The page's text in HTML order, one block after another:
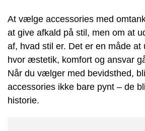
At vælge accessories med
at give afkald på stil, men om at
af, hvad stil er. Det er en måde at
hvor æstetik, komfort og ansvar
Når du vælger med bevidsthed,
accessories ikke bare pynt – de
historie.